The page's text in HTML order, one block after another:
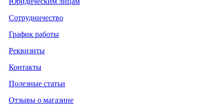
Сотрудничество
График работы
Реквизиты
Контакты
Полезные статьи
Отзывы о магазине